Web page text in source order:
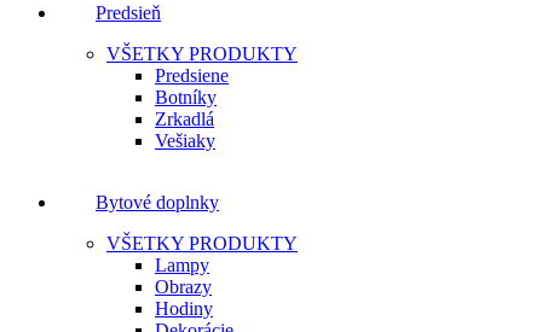
Predsieň
VŠETKY PRODUKTY
Predsiene
Botníky
Zrkadlá
Vešiaky
Bytové doplnky
VŠETKY PRODUKTY
Lampy
Obrazy
Hodiny